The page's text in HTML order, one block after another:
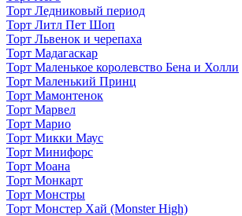
Торт Ледниковый период
Торт Литл Пет Шоп
Торт Львенок и черепаха
Торт Мадагаскар
Торт Маленькое королевство Бена и Холли
Торт Маленький Принц
Торт Мамонтенок
Торт Марвел
Торт Марио
Торт Микки Маус
Торт Минифорс
Торт Моана
Торт Монкарт
Торт Монстры
Торт Монстер Хай (Monster High)